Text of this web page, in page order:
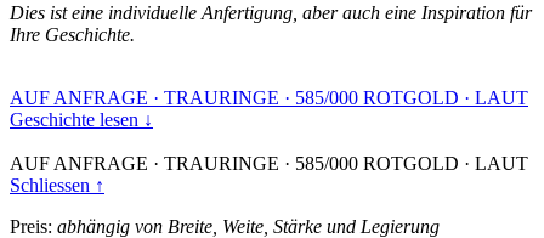
Dies ist eine individuelle Anfertigung, aber auch eine Inspiration für
Ihre Geschichte.
AUF ANFRAGE · TRAURINGE · 585/000 ROTGOLD · LAUT
Geschichte lesen ↓
AUF ANFRAGE · TRAURINGE · 585/000 ROTGOLD · LAUT
Schliessen ↑
Preis: abhängig von Breite, Weite, Stärke und Legierung